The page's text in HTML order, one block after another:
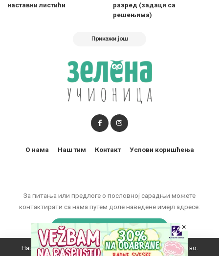
наставни листићи
разред (задаци са
решењима)
Прикажи још
За питања или предлоге о пословној сарадњи можете
контактирати са нама путем доле наведене имејл адресе:
marketing@zelenaucionica.com
О нама Наш тим Контакт Услови коришћења
Наш вебсајт користи колачиће да побољша ваше искуство.
×